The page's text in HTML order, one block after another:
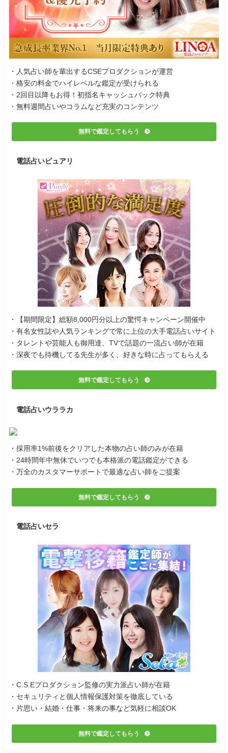
・人気占い師を輩出するCSEプロダクションが運営
・格安の料金でハイレベルな鑑定が受けられる
・2回目以降もお得！初指名キャッシュバック特典
・無料週間占いやコラムなど充実のコンテンツ
無料で鑑定してもらう
電話占いピュアリ
・【期間限定】総額8,000円分以上の驚愕キャンペーン開催中
・有名女性誌や人気ランキングで常に上位の大手電話占いサイト
・タレントや芸能人も御用達、TVで話題の一流占い師が在籍
・深夜でも待機してる先生が多く、好きな時に占ってもらえる
無料で鑑定してもらう
電話占いウララカ
・採用率1%前後をクリアした本物の占い師のみが在籍
・24時間年中無休でいつでも本格派の電話鑑定ができる
・万全のカスタマーサポートで最適な占い師をご提案
無料で鑑定してもらう
電話占いセラ
・C.S.Eプロダクション監修の実力派占い師が在籍
・セキュリティと個人情報保護対策を徹底している
・片思い・結婚・仕事・将来の事など気軽に相談OK
無料で鑑定してもらう